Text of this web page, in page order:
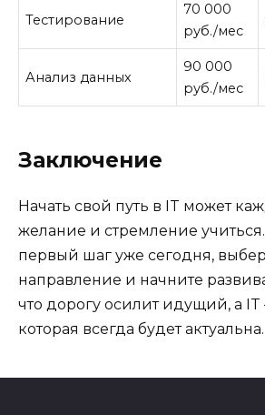
Тестирование
70 000
руб./мес
Анализ данных
90 000
руб./мес
Заключение
Начать свой путь в IT может
желание и стремление
первый шаг уже сегодня,
направление и начните
что дорогу осилит идущий, а IT
которая всегда будет актуальна.